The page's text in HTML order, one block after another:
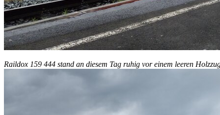
Raildox 159 444 stand an diesem Tag ruhig vor einem leeren